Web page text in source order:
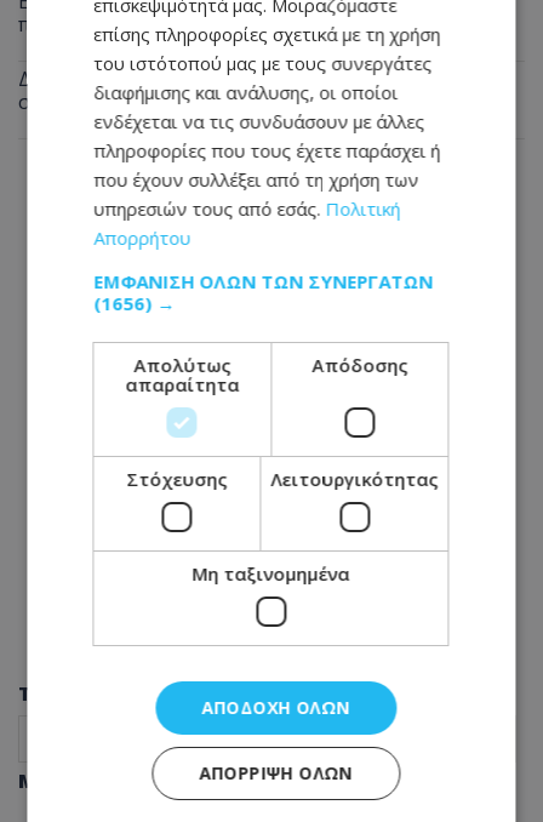
παραγγελία και έπεσε σε ληστές
Δεν θα πιστεύετε τι άκουσε η Άννα Βίσση σε δρόμο
στο Φισκάρδο – Δείτε βίντεο
Tags
Λευκωσία Mexican fusion menu
Μοιράσου αυτό το άρθρο
επισκεψιμότητά μας. Μοιραζόμαστε
επίσης πληροφορίες σχετικά με τη χρήση
του ιστότοπού μας με τους συνεργάτες
διαφήμισης και ανάλυσης, οι οποίοι
ενδέχεται να τις συνδυάσουν με άλλες
πληροφορίες που τους έχετε παράσχει ή
που έχουν συλλέξει από τη χρήση των
υπηρεσιών τους από εσάς. Πολιτική
Απορρήτου
ΕΜΦΆΝΙΣΗ ΌΛΩΝ ΤΩΝ ΣΥΝΕΡΓΑΤΏΝ
(1656) →
Απολύτως
απαραίτητα
Απόδοσης
Στόχευσης Λειτουργικότητας
Μη ταξινομημένα
ΑΠΟΔΟΧΉ ΌΛΩΝ
ΑΠΌΡΡΙΨΗ ΌΛΩΝ